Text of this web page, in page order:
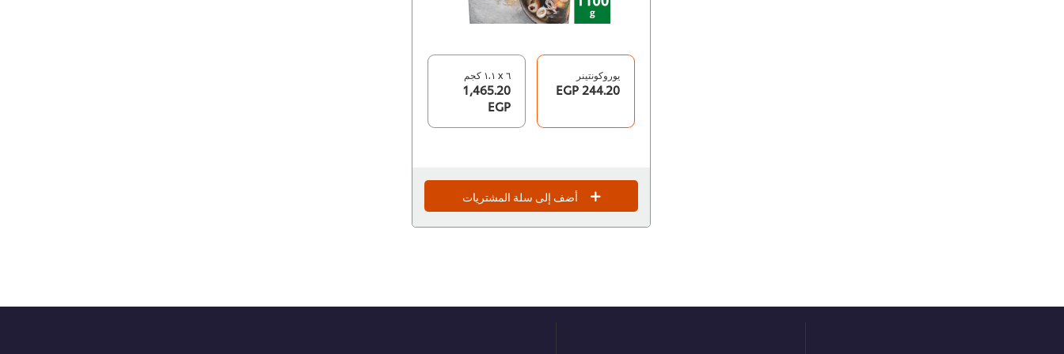
يوروكونتينر
244.20 EGP
٦ x ١.١ كجم
1,465.20
EGP
أضف إلى سلة المشتريات